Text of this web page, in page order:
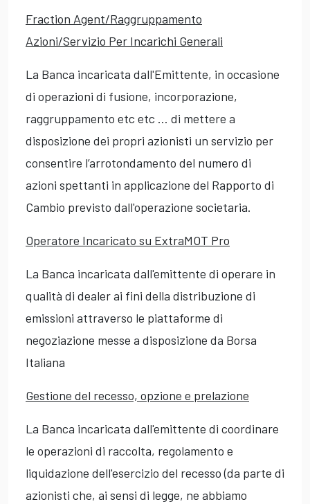
Fraction Agent/Raggruppamento
Azioni/Servizio Per Incarichi Generali
La Banca incaricata dall'Emittente, in occasione
di operazioni di fusione, incorporazione,
raggruppamento etc etc … di mettere a
disposizione dei propri azionisti un servizio per
consentire l’arrotondamento del numero di
azioni spettanti in applicazione del Rapporto di
Cambio previsto dall'operazione societaria.
Operatore Incaricato su ExtraMOT Pro
La Banca incaricata dall'emittente di operare in
qualità di dealer ai fini della distribuzione di
emissioni attraverso le piattaforme di
negoziazione messe a disposizione da Borsa
Italiana
Gestione del recesso, opzione e prelazione
La Banca incaricata dall'emittente di coordinare
le operazioni di raccolta, regolamento e
liquidazione dell'esercizio del recesso (da parte di
azionisti che, ai sensi di legge, ne abbiamo